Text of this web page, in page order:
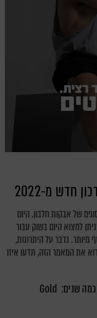
חדש מ-2022
של אבקות חלבון. היום
למצוא היום בשוק עבור
מיותר. נדבר על היתרונות,
את המאמר הזה, תדעו איזו
אבקת החלבון שבמקום הראשון כבר כמה שנים: Gold